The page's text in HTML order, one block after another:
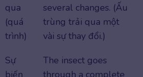
qua
(quá
trình)
several changes. (Ấu
trùng trải qua một
vài sự thay đổi.)
Sự
biến
The insect goes
through a complete